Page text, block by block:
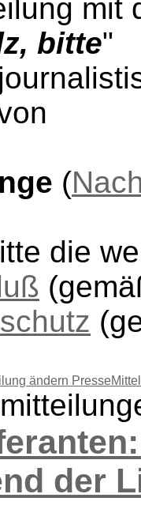
mit
bitte"
(
die
ändern
der